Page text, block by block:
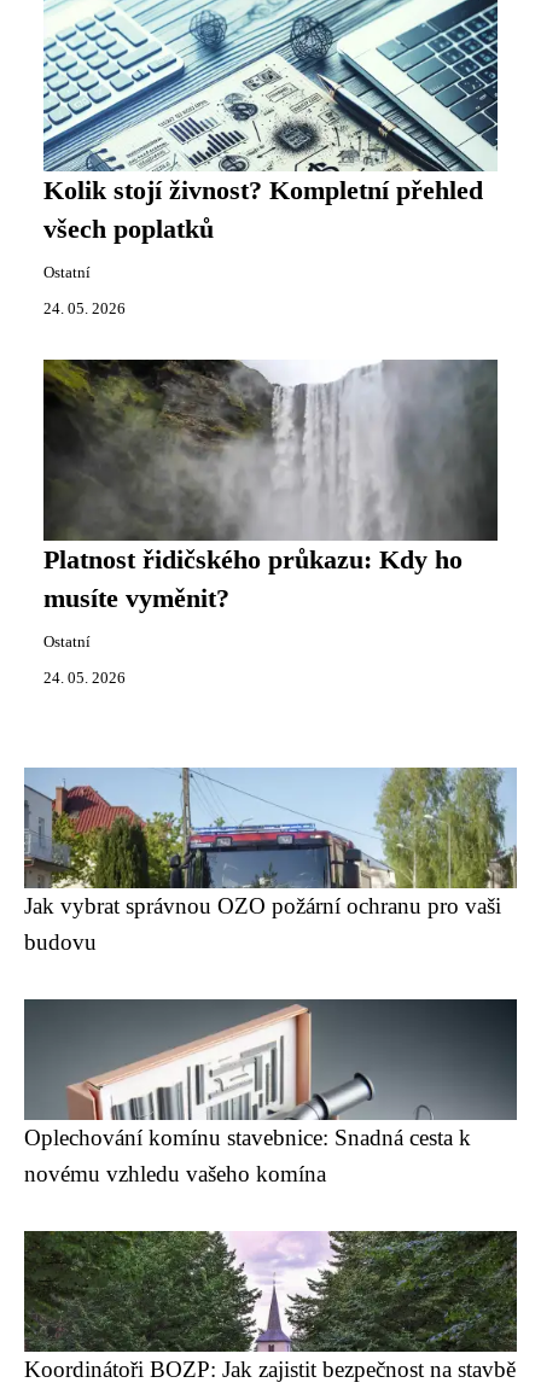
Kolik stojí živnost? Kompletní přehled
všech poplatků
Ostatní
24. 05. 2026
Platnost řidičského průkazu: Kdy ho
musíte vyměnit?
Ostatní
24. 05. 2026
Jak vybrat správnou OZO požární ochranu pro vaši
budovu
Oplechování komínu stavebnice: Snadná cesta k
novému vzhledu vašeho komína
Koordinátoři BOZP: Jak zajistit bezpečnost na stavbě